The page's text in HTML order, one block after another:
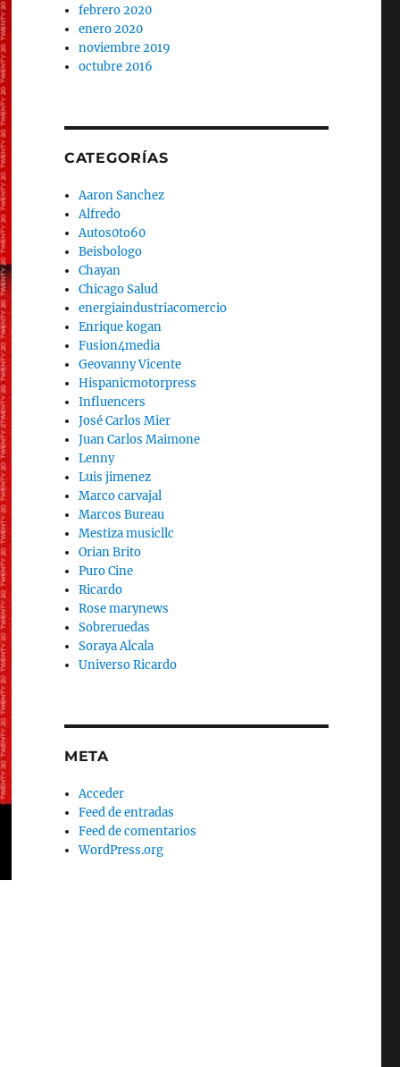
febrero 2020
enero 2020
noviembre 2019
octubre 2016
CATEGORÍAS
Aaron Sanchez
Alfredo
Autos0to60
Beisbologo
Chayan
Chicago Salud
energiaindustriacomercio
Enrique kogan
Fusion4media
Geovanny Vicente
Hispanicmotorpress
Influencers
José Carlos Mier
Juan Carlos Maimone
Lenny
Luis jimenez
Marco carvajal
Marcos Bureau
Mestiza musicllc
Orian Brito
Puro Cine
Ricardo
Rose marynews
Sobreruedas
Soraya Alcala
Universo Ricardo
META
Acceder
Feed de entradas
Feed de comentarios
WordPress.org